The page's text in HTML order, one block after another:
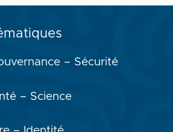
– Sécurité
– Science